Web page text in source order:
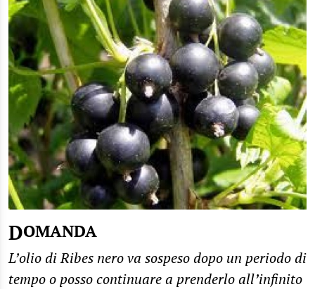
DOMANDA
L’olio di Ribes nero va sospeso dopo un periodo di
tempo o posso continuare a prenderlo all’infinito